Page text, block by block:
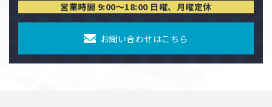
営業時間 9:00〜18:00 日曜、月曜定休
お問い合わせはこちら